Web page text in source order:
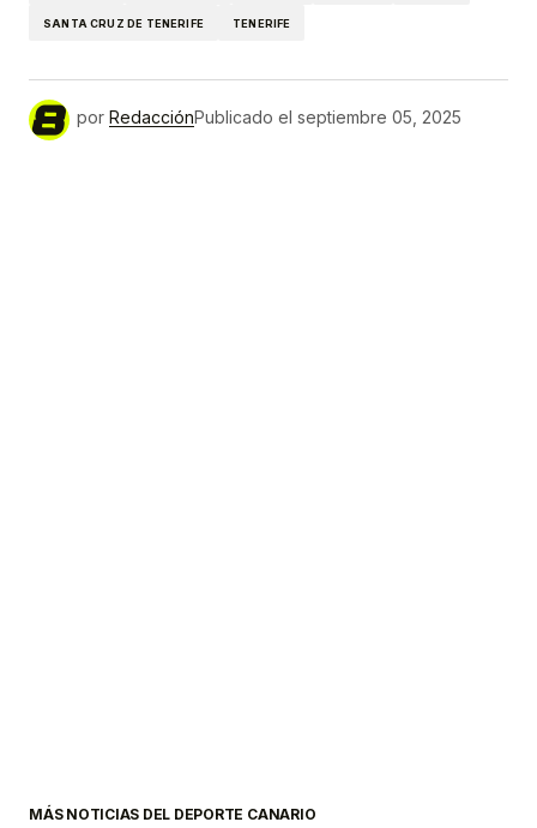
SANTA CRUZ DE TENERIFE TENERIFE
por RedacciónPublicado el septiembre 05, 2025
MÁS NOTICIAS DEL DEPORTE CANARIO